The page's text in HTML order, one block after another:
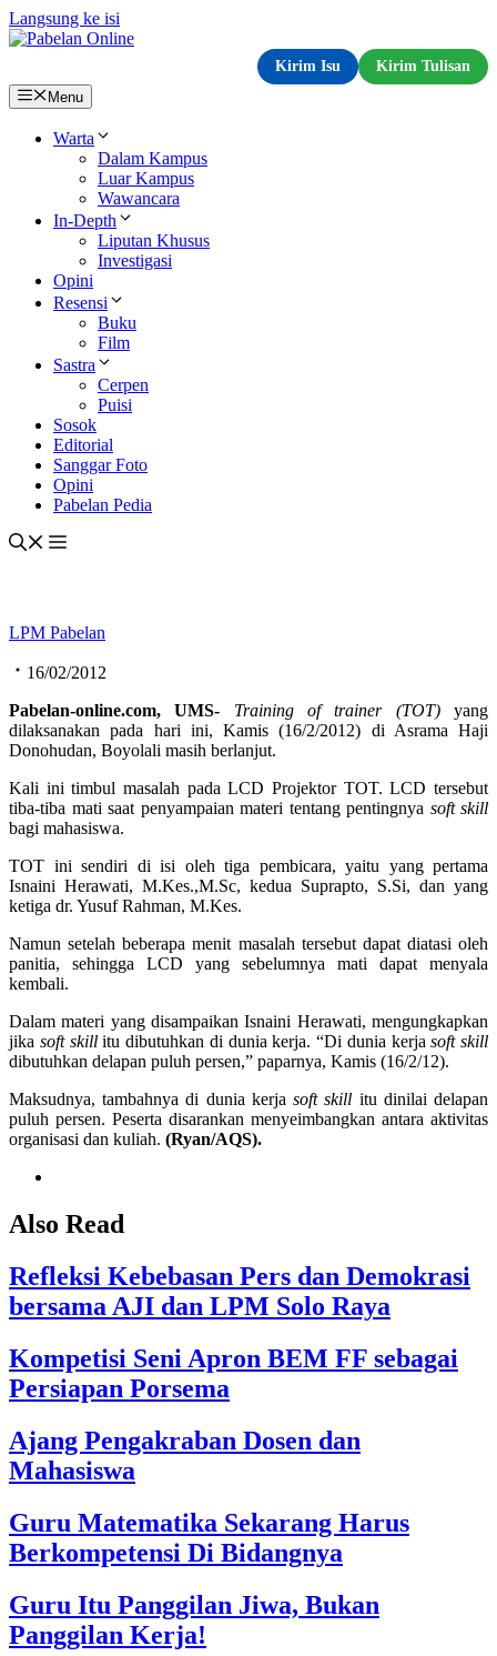
Langsung ke isi
Kirim Isu
Kirim Tulisan
Menu
Warta
Dalam Kampus
Luar Kampus
Wawancara
In-Depth
Liputan Khusus
Investigasi
Opini
Resensi
Buku
Film
Sastra
Cerpen
Puisi
Sosok
Editorial
Sanggar Foto
Opini
Pabelan Pedia
LPM Pabelan
16/02/2012
Pabelan-online.com, UMS- Training of trainer (TOT)yang
dilaksanakan pada hari ini, Kamis (16/2/2012) di Asrama Haji
Donohudan, Boyolali masih berlanjut.
Kali ini timbul masalah pada LCD Projektor TOT. LCD tersebut
tiba-tiba mati saat penyampaian materi tentang pentingnya soft skill
bagi mahasiswa.
TOT ini sendiri di isi oleh tiga pembicara, yaitu yang pertama
Isnaini Herawati, M.Kes.,M.Sc, kedua Suprapto, S.Si, dan yang
ketiga dr. Yusuf Rahman, M.Kes.
Namun setelah beberapa menit masalah tersebut dapat diatasi oleh
panitia, sehingga LCD yang sebelumnya mati dapat menyala
kembali.
Dalam materi yang disampaikan Isnaini Herawati, mengungkapkan
jika soft skillitu dibutuhkan di dunia kerja. “Di dunia kerjasoft skill
dibutuhkan delapan puluh persen,” paparnya, Kamis (16/2/12).
Maksudnya, tambahnya di dunia kerjasoft skill itu dinilai delapan
puluh persen. Peserta disarankan menyeimbangkan antara aktivitas
organisasi dan kuliah. (Ryan/AQS).
Also Read
Refleksi Kebebasan Pers dan Demokrasi
bersama AJI dan LPM Solo Raya
Kompetisi Seni Apron BEM FF sebagai
Persiapan Porsema
Ajang Pengakraban Dosen dan
Mahasiswa
Guru Matematika Sekarang Harus
Berkompetensi Di Bidangnya
Guru Itu Panggilan Jiwa, Bukan
Panggilan Kerja!